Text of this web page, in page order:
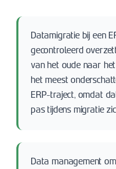
Datamigratie bij een
gecontroleerd
van het oude naar het
het meest
ERP-traject, omdat
pas tijdens migratie
Data management